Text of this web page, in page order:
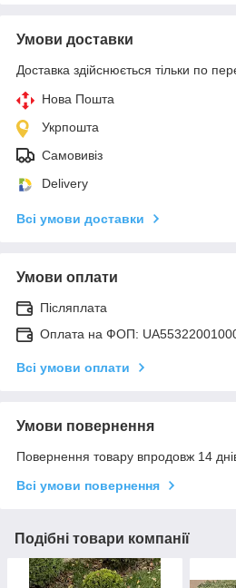
Умови доставки
Доставка здійснюється тільки по
Нова Пошта
Укрпошта
Самовивіз
Delivery
Всі умови доставки
Умови оплати
Післяплата
Оплата на ФОП:
Всі умови оплати
Умови повернення
Повернення товару впродовж 14
Всі умови повернення
Подібні товари компанії